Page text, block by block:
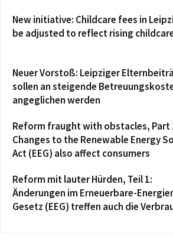
New initiative: Childcare fees in
be adjusted to reflect rising
Neuer Vorstoß: Leipziger
sollen an steigende
angeglichen werden
Reform fraught with obstacles, Part
Changes to the Renewable Energy
Act (EEG) also affect consumers
Reform mit lauter Hürden, Teil 1:
Änderungen im Erneuerbare-
Gesetz (EEG) treffen auch die